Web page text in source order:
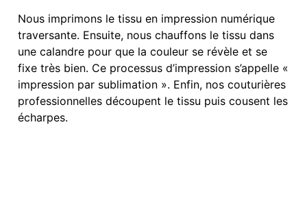
Nous imprimons le tissu en impression numérique
traversante. Ensuite, nous chauffons le tissu dans
une calandre pour que la couleur se révèle et se
fixe très bien. Ce processus d’impression s’appelle «
impression par sublimation ». Enfin, nos couturières
professionnelles découpent le tissu puis cousent les
écharpes.